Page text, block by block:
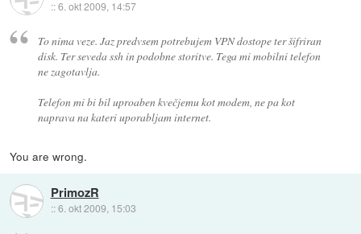
::6. okt 2009, 14:57
To nima veze. Jaz predvsem potrebujem VPN dostope ter šifriran
disk. Ter seveda ssh in podobne storitve. Tega mi mobilni telefon
ne zagotavlja.
Telefon mi bi bil uproaben kvečjemu kot modem, ne pa kot
naprava na kateri uporabljam internet.
You are wrong.
PrimozR
::6. okt 2009, 15:03